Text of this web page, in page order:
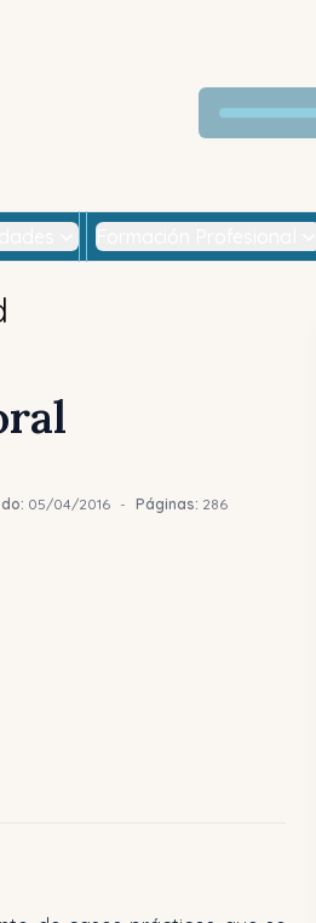
05/04/2016 - Páginas: 286